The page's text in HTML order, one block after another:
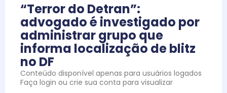
“Terror do Detran”:
advogado é investigado por
administrar grupo que
informa localização de blitz
no DF
Conteúdo disponível apenas para usuários logados
Faça login ou crie sua conta para visualizar